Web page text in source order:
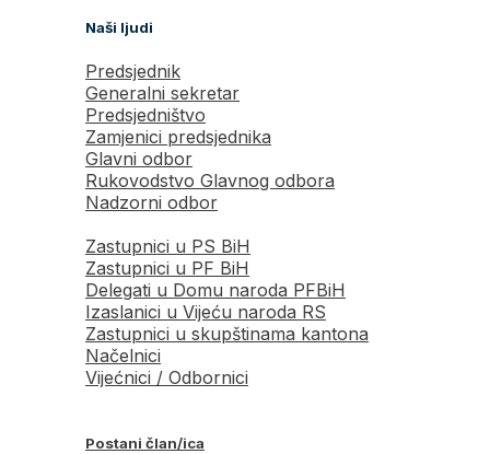
Naši ljudi
Predsjednik
Generalni sekretar
Predsjedništvo
Zamjenici predsjednika
Glavni odbor
Rukovodstvo Glavnog odbora
Nadzorni odbor
Zastupnici u PS BiH
Zastupnici u PF BiH
Delegati u Domu naroda PFBiH
Izaslanici u Vijeću naroda RS
Zastupnici u skupštinama kantona
Načelnici
Vijećnici / Odbornici
Postani član/ica